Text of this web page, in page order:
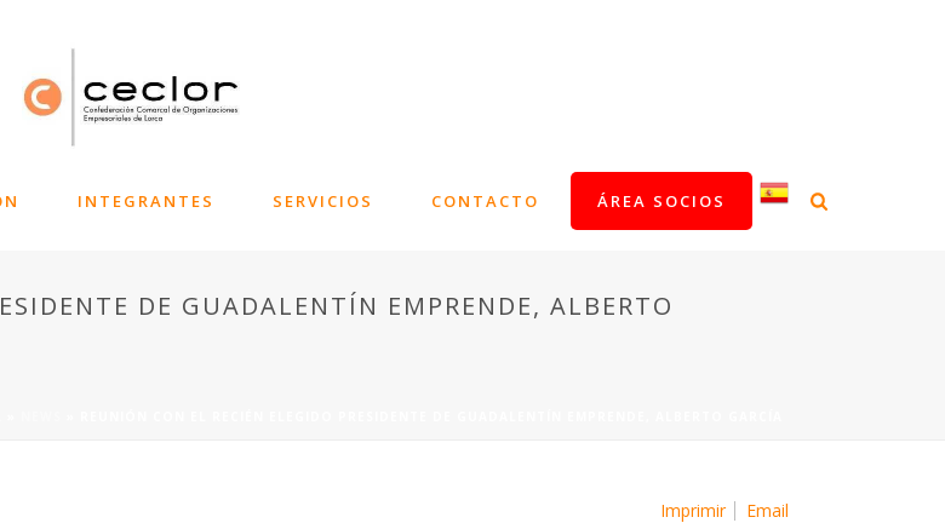
INTEGRANTES SERVICIOS CONTACTO ÁREA SOCIOS
DE GUADALENTÍN EMPRENDE, ALBERTO
Imprimir Email